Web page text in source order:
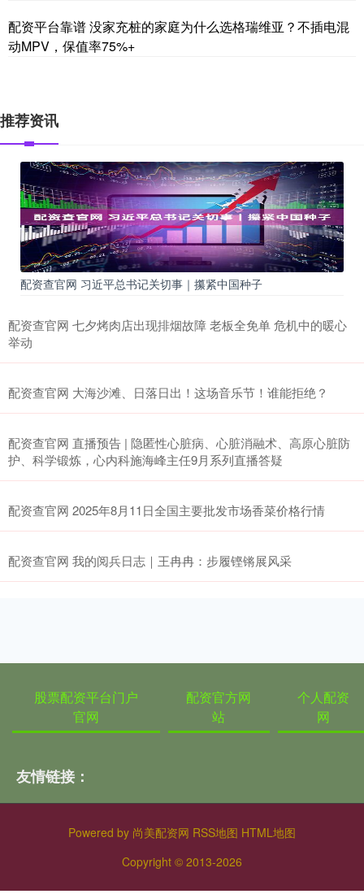
配资平台靠谱 没家充桩的家庭为什么选格瑞维亚？不插电混
动MPV，保值率75%+
推荐资讯
配资查官网 习近平总书记关切事｜攥紧中国种子
配资查官网 七夕烤肉店出现排烟故障 老板全免单 危机中的暖心
举动
配资查官网 大海沙滩、日落日出！这场音乐节！谁能拒绝？
配资查官网 直播预告 | 隐匿性心脏病、心脏消融术、高原心脏防
护、科学锻炼，心内科施海峰主任9月系列直播答疑
配资查官网 2025年8月11日全国主要批发市场香菜价格行情
配资查官网 我的阅兵日志｜王冉冉：步履铿锵展风采
股票配资平台门户
官网
配资官方网
站
个人配资
网
友情链接：
Powered by 尚美配资网 RSS地图 HTML地图
Copyright © 2013-2026